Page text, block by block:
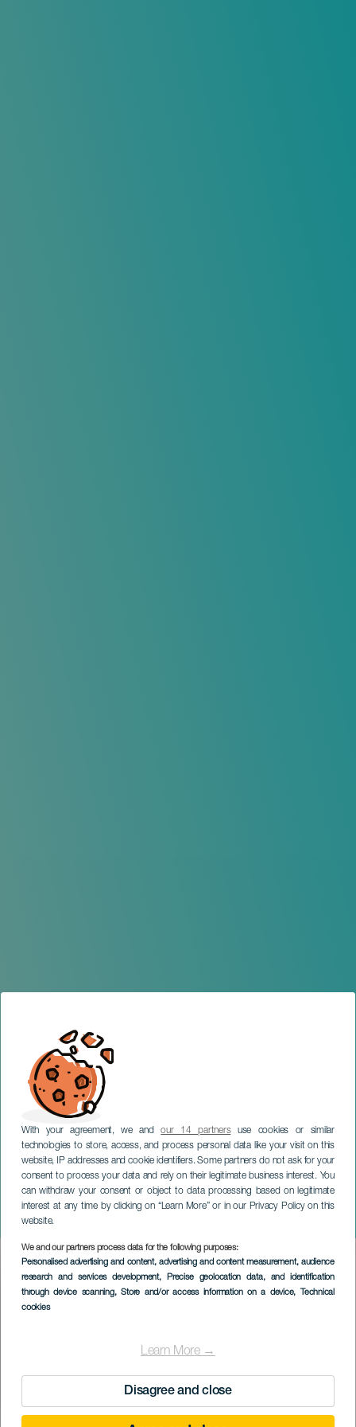
With your agreement, we andour 14 partnersuse cookies or similar
technologies to store, access, and process personal data like your visit on this
website, IP addresses and cookie identifiers. Some partners do not ask for your
consent to process your data and rely on their legitimate business interest. You
can withdraw your consent or object to data processing based on legitimate
interest at any time by clicking on “Learn More” or in our Privacy Policy on this
website.
We and our partners process data for the following purposes:
Personalised advertising and content, advertising and content measurement, audience
research and services development, Precise geolocation data, and identification
through device scanning, Store and/or access information on a device, Technical
cookies
Learn More →
Disagree and close
Olen villi!
GRAN CANARIA
Imagen
Listado